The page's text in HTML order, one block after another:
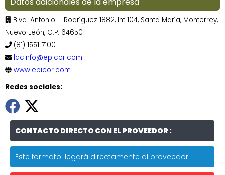
Blvd. Antonio L. Rodríguez 1882, Int 104, Santa María, Monterrey,
Nuevo León, C.P. 64650
(81) 1551 7100
lacinfo@epicor.com
www.epicor.com
Redes sociales:
CONTACTO DIRECTO CON EL PROVEEDOR :
Este formato llegará directamente al proveedor